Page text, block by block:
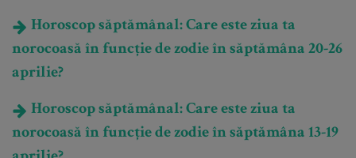
Horoscop săptămânal: Care este ziua ta
norocoasă în funcție de zodie în săptămâna 20-26
aprilie?
Horoscop săptămânal: Care este ziua ta
norocoasă în funcție de zodie în săptămâna 13-19